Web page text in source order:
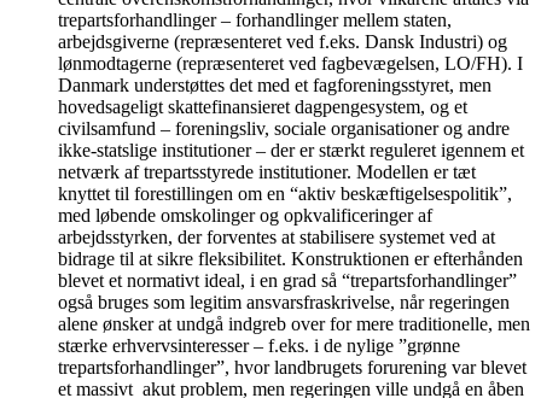
trepartsforhandlinger – forhandlinger mellem staten,
arbejdsgiverne (repræsenteret ved f.eks. Dansk Industri) og
lønmodtagerne (repræsenteret ved fagbevægelsen, LO/FH). I
Danmark understøttes det med et fagforeningsstyret, men
hovedsageligt skattefinansieret dagpengesystem, og et
civilsamfund – foreningsliv, sociale organisationer og andre
ikke-statslige institutioner – der er stærkt reguleret igennem et
netværk af trepartsstyrede institutioner. Modellen er tæt
knyttet til forestillingen om en “aktiv beskæftigelsespolitik”,
med løbende omskolinger og opkvalificeringer af
arbejdsstyrken, der forventes at stabilisere systemet ved at
bidrage til at sikre fleksibilitet. Konstruktionen er efterhånden
blevet et normativt ideal, i en grad så “trepartsforhandlinger”
også bruges som legitim ansvarsfraskrivelse, når regeringen
alene ønsker at undgå indgreb over for mere traditionelle, men
stærke erhvervsinteresser – f.eks. i de nylige ”grønne
trepartsforhandlinger”, hvor landbrugets forurening var blevet
et massivt akut problem, men regeringen ville undgå en åben